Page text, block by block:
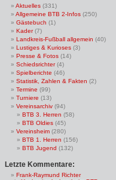
Aktuelles (331)
Allgemeine BTB 2-Infos (250)
Gästebuch (1)
Kader(7)
Landkreis-Fußball allgemein (40)
Lustiges & Kurioses (3)
Presse & Fotos (14)
Schiedsrichter(4)
Spielberichte (46)
Statistik, Zahlen & Fakten (2)
Termine (99)
Turniere (13)
Vereinsarchiv (94)
BTB 3. Herren (58)
BTB Oldies (45)
Vereinsheim (280)
BTB 1. Herren (156)
BTB Jugend (132)
Letzte Kommentare:
Frank-Raymund Richter